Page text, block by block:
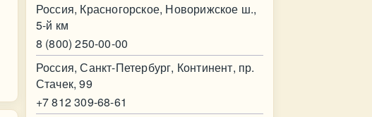
Россия, Красногорское, Новорижское ш.,
5-й км
8 (800) 250-00-00
Россия, Санкт-Петербург, Континент, пр.
Стачек, 99
+7 812 309-68-61